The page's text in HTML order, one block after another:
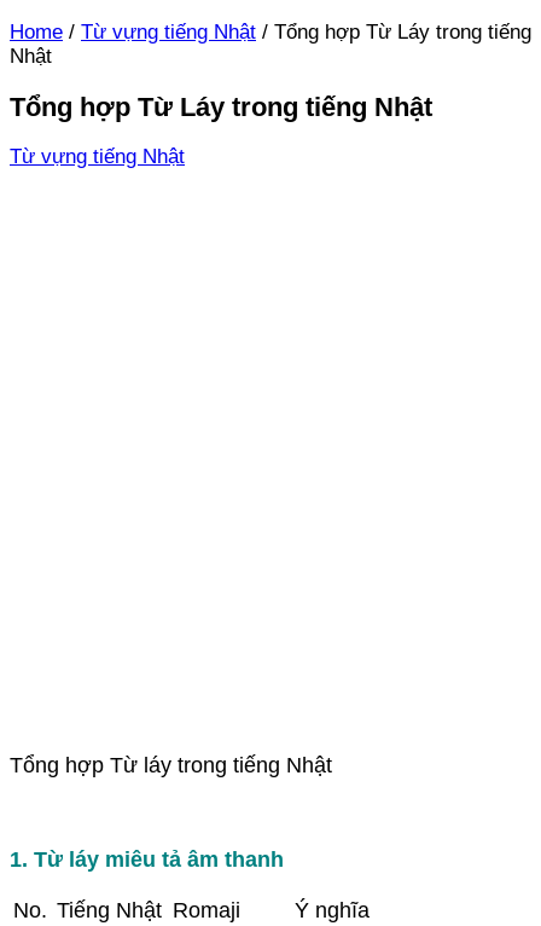
Home / Từ vựng tiếng Nhật / Tổng hợp Từ Láy trong tiếng
Nhật
Tổng hợp Từ Láy trong tiếng Nhật
Từ vựng tiếng Nhật
Tổng hợp Từ láy trong tiếng Nhật
1. Từ láy miêu tả âm thanh
No. Tiếng Nhật Romaji
Ý nghĩa